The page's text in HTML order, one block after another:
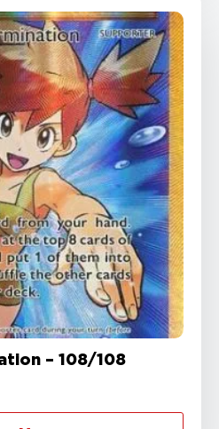
– 108/108